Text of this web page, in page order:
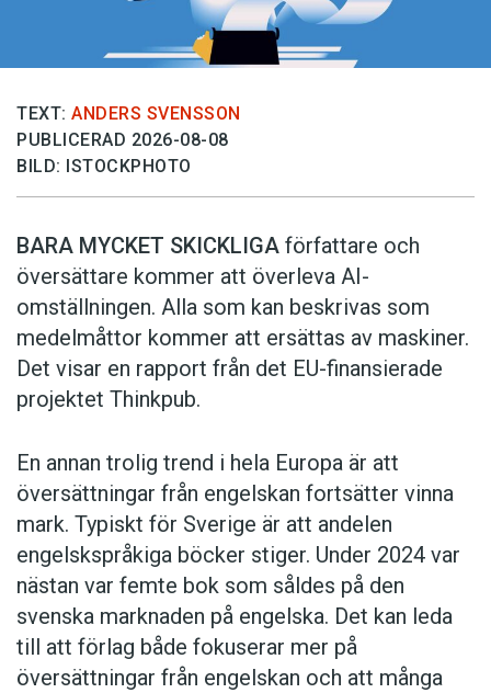
TEXT: ANDERS SVENSSON
PUBLICERAD 2026-08-08
BILD: ISTOCKPHOTO
BARA MYCKET SKICKLIGA författare och
översättare ­kommer att överleva AI-
omställningen. Alla som kan beskrivas som
medelmåttor kommer att ersättas av maskiner.
Det visar en rapport från det EU-finansierade
projektet Thinkpub.
En annan trolig trend i hela Europa är att
översättningar från engelskan fortsätter vinna
mark. Typiskt för Sverige är att andelen
engelskspråkiga böcker stiger. Under 2024 var
nästan var femte bok som såldes på den
svenska marknaden på engelska. Det kan leda
till att förlag både fokuserar mer på
översättningar från engelskan och att många